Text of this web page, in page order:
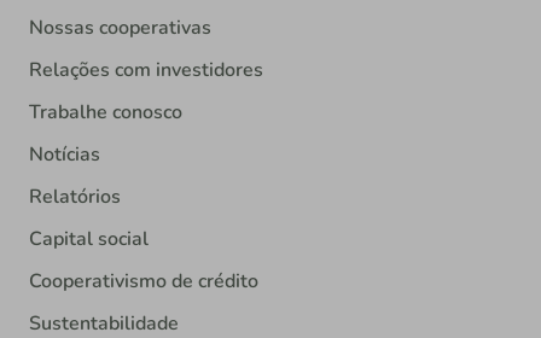
Nossas cooperativas
Relações com investidores
Trabalhe conosco
Notícias
Relatórios
Capital social
Cooperativismo de crédito
Sustentabilidade